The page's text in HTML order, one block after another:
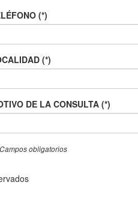
(*)
(*)
DE LA CONSULTA (*)
obligatorios